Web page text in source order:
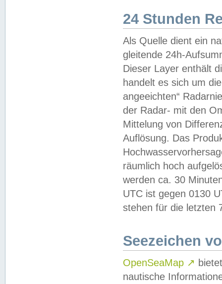
24 Stunden
Als Quelle dient ein
gleitende 24h-
Dieser Layer enthält
handelt es sich um
angeeichten“
der Radar- mit den
Mittelung von
Auflösung. Das
räumlich hoch
werden ca. 30
UTC ist gegen 0130
stehen für die letzten
Seezeichen
OpenSeaMap ↗
nautische